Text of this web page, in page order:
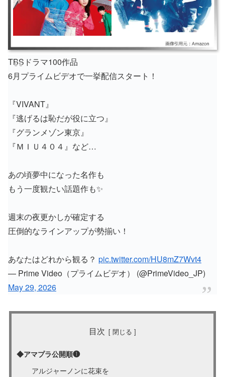
TBSドラマ100作品
6月プライムビデオで一挙配信スタート！
『VIVANT』
『逃げるは恥だが役に立つ』
『グランメゾン東京』
『ＭＩＵ４０４』など…
あの頃夢中になった名作も
もう一度観たい話題作も✨
週末の夜更かしが確定する
圧倒的なラインアップが勢揃い！
あなたはどれから観る？ pic.twitter.com/HU8mZ7Wvt4
— Prime Video（プライムビデオ） (@PrimeVideo_JP)
May 29, 2026
目次
◆アマプラ公開順❶
アルジャーノンに花束を